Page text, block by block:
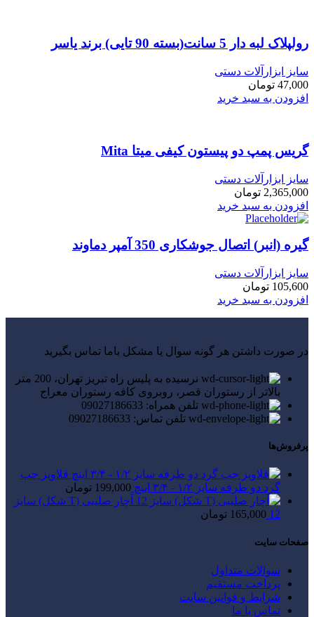
رولپلاک لبه دار 5 سانت(بسته 90 تایی) برند یاسر
سایز ابزارآلات دستی
47,000 تومان
افزودن به سبد خرید
گریس پمپ دو پیستون کیفی میتا Mita
سایز ابزارآلات دستی
2,365,000 تومان
افزودن به سبد خرید
گیره (انبر) اتصال جوشکاری 350 آمپر دماوند
سایز ابزارآلات دستی
105,600 تومان
افزودن به سبد خرید
در صورت داشتن هر گونه سوال یا مشکل باما تماس بگیرید
نرسیده به پلیس راه تبریز تهران، 200 متر
بالاتر از رستوران قصر، روبروی کافه رستوران معراج
تلفن همراه: 09027186633
تلفن تماس: 09027186633
پرفروش‌ها
قلاویز چپ
گرد دو طرفه سایز ۱/۲ - ۳/۴ اینچ
199,000 تومان
آچار صلیبی (T شکل) سایز
12
165,000 تومان
صفحات سایت
سوالات متداول
پرداخت مستقیم
شرایط و قوانین سایت
تماس با ما